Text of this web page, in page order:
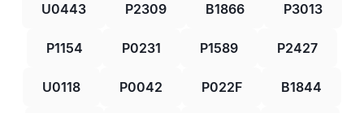
U0443 P2309 B1866 P3013
P1154 P0231 P1589 P2427
U0118 P0042 P022F B1844